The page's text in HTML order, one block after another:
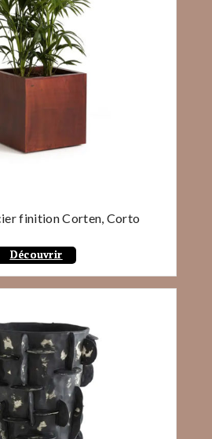
finition Corten, Corto
Découvrir